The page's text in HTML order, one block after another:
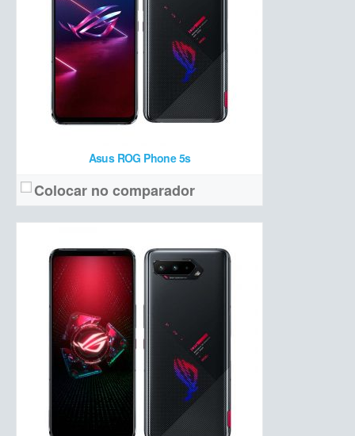
Asus ROG Phone 5s
Colocar no comparador
Bateria:6.000 mAh
Preço de lançamento:
R$ 5.999
Ver detalhes →
Tela:IPS LCD 6,5 polegadas HD+
Câmera:
Quádrupla (13 MP + 8 MP ultrawide + 2 MP macro + 2 MP profundidade)
Hardware:Processador Unisoc + 4 GB de RAM + 128 GB de armazenamento
Bateria:4000 mAh
Preço de lançamento:
R$ 1.699
Ver detalhes →